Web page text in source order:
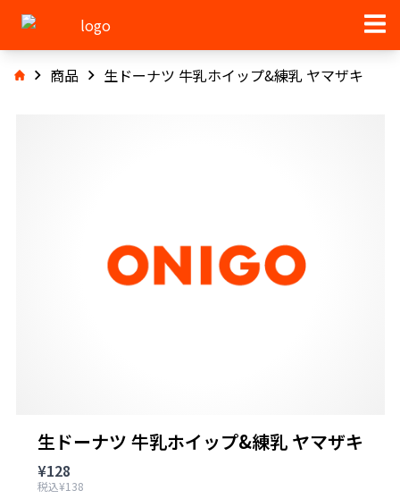
商品 生ドーナツ 牛乳ホイップ&練乳 ヤマザキ
生ドーナツ 牛乳ホイップ&練乳 ヤマザキ
¥128
税込¥138